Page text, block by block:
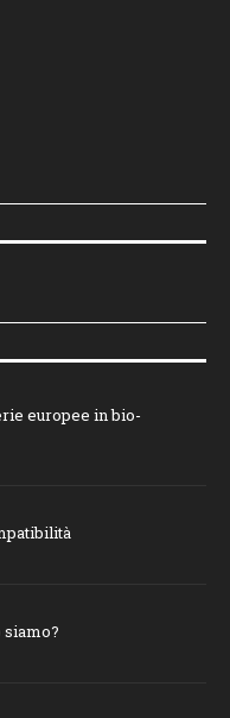
europee in bio-
siamo?